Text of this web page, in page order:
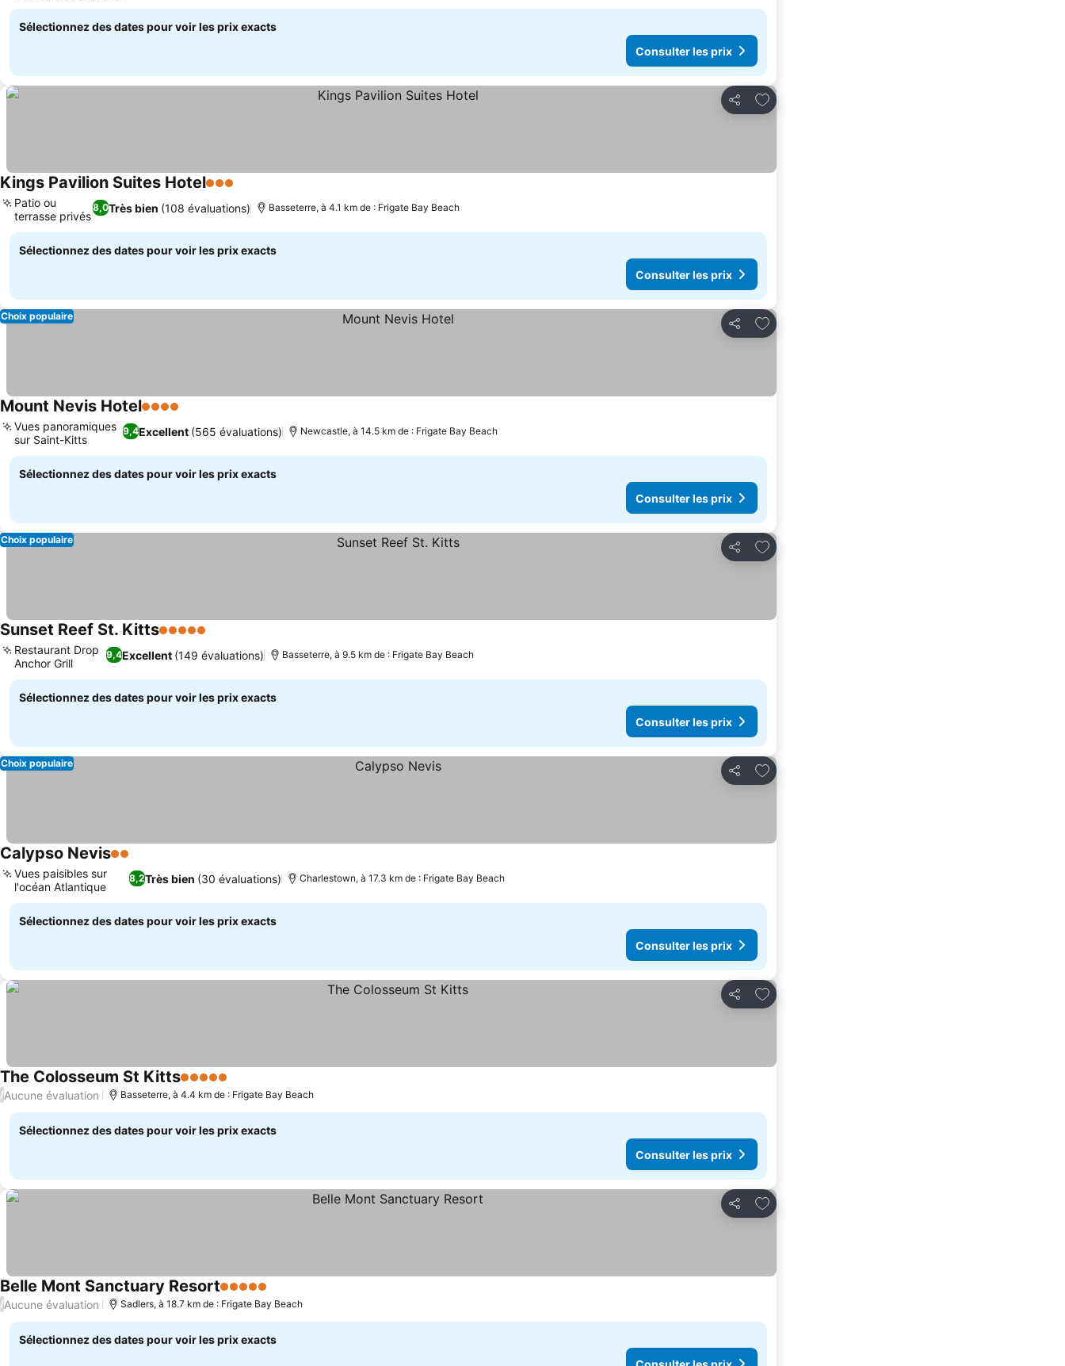
Sélectionnez des dates pour voir les prix exacts
Consulter les prix
Partager
Ajouter à mes favoris
Kings Pavilion Suites Hotel3 Étoiles
8,0Très bien (108 évaluations)
Patio ou
terrasse privés
Basseterre, à 4.1 km de : Frigate Bay Beach
Sélectionnez des dates pour voir les prix exacts
Consulter les prix
Partager
Ajouter à mes favoris
Choix populaire
Mount Nevis Hotel4 Étoiles
9,4Excellent (565 évaluations)
Vues panoramiques
sur Saint-Kitts
Newcastle, à 14.5 km de : Frigate Bay Beach
Sélectionnez des dates pour voir les prix exacts
Consulter les prix
Partager
Ajouter à mes favoris
Choix populaire
Sunset Reef St. Kitts5 Étoiles
9,4Excellent (149 évaluations)
Restaurant Drop
Anchor Grill
Basseterre, à 9.5 km de : Frigate Bay Beach
Sélectionnez des dates pour voir les prix exacts
Consulter les prix
Partager
Ajouter à mes favoris
Choix populaire
Calypso Nevis2 Étoiles
8,2Très bien (30 évaluations)
Vues paisibles sur
l'océan Atlantique
Charlestown, à 17.3 km de : Frigate Bay Beach
Sélectionnez des dates pour voir les prix exacts
Consulter les prix
Partager
Ajouter à mes favoris
The Colosseum St Kitts5 Étoiles
/Aucune évaluation Basseterre, à 4.4 km de : Frigate Bay Beach
Sélectionnez des dates pour voir les prix exacts
Consulter les prix
Partager
Ajouter à mes favoris
Belle Mont Sanctuary Resort5 Étoiles
/Aucune évaluation Sadlers, à 18.7 km de : Frigate Bay Beach
Sélectionnez des dates pour voir les prix exacts